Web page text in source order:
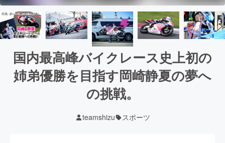
国内最高峰バイクレース史上初の
姉弟優勝を目指す岡崎静夏の夢へ
の挑戦。
teamshizu スポーツ